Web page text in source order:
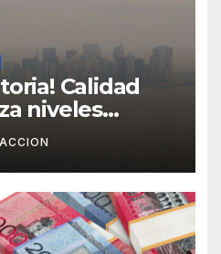
Calidad
niveles